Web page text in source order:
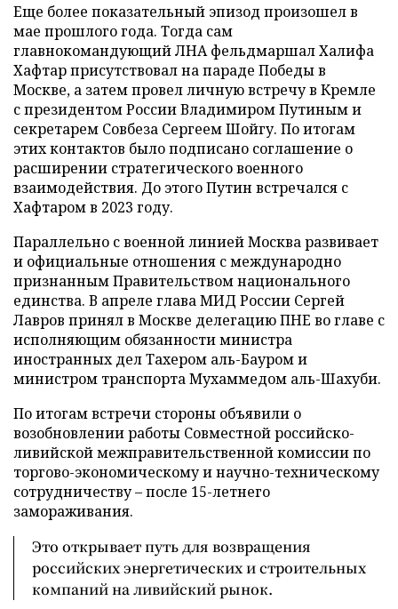
Еще более показательный эпизод произошел в
мае прошлого года. Тогда сам
главнокомандующий ЛНА фельдмаршал Халифа
Хафтар присутствовал на параде Победы в
Москве, а затем провел личную встречу в Кремле
с президентом России Владимиром Путиным и
секретарем Совбеза Сергеем Шойгу. По итогам
этих контактов было подписано соглашение о
расширении стратегического военного
взаимодействия. До этого Путин встречался с
Хафтаром в 2023 году.
Параллельно с военной линией Москва развивает
и официальные отношения с международно
признанным Правительством национального
единства. В апреле глава МИД России Сергей
Лавров принял в Москве делегацию ПНЕ во главе с
исполняющим обязанности министра
иностранных дел Тахером аль-Бауром и
министром транспорта Мухаммедом аль-Шахуби.
По итогам встречи стороны объявили о
возобновлении работы Совместной российско-
ливийской межправительственной комиссии по
торгово-экономическому и научно-техническому
сотрудничеству – после 15-летнего
замораживания.
Это открывает путь для возвращения
российских энергетических и строительных
компаний на ливийский рынок.